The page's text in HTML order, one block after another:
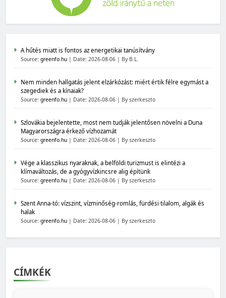
A hűtés miatt is fontos az energetikai tanúsítvány
Source: greenfo.hu Date: 2026-08-06 By B.L.
Nem minden hallgatás jelent elzárkózást: miért értik félre egymást a
szegediek és a kínaiak?
Source: greenfo.hu Date: 2026-08-06 By szerkeszto
Szlovákia bejelentette, most nem tudják jelentősen növelni a Duna
Magyarországra érkező vízhozamát
Source: greenfo.hu Date: 2026-08-06 By szerkeszto
Vége a klasszikus nyaraknak, a belföldi turizmust is elintézi a
klímaváltozás, de a gyógyvízkincsre alig építünk
Source: greenfo.hu Date: 2026-08-06 By szerkeszto
Szent Anna-tó: vízszint, vízminőség-romlás, fürdési tilalom, algák és
halak
Source: greenfo.hu Date: 2026-08-06 By szerkeszto
CÍMKÉK